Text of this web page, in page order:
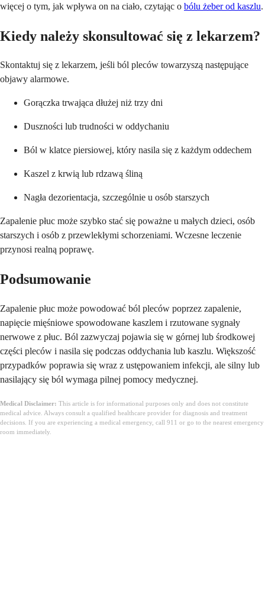
więcej o tym, jak wpływa on na ciało, czytając o bólu żeber od kaszlu.
Kiedy należy skonsultować się z lekarzem?
Skontaktuj się z lekarzem, jeśli ból pleców towarzyszą następujące
objawy alarmowe.
Gorączka trwająca dłużej niż trzy dni
Duszności lub trudności w oddychaniu
Ból w klatce piersiowej, który nasila się z każdym oddechem
Kaszel z krwią lub rdzawą śliną
Nagła dezorientacja, szczególnie u osób starszych
Zapalenie płuc może szybko stać się poważne u małych dzieci, osób
starszych i osób z przewlekłymi schorzeniami. Wczesne leczenie
przynosi realną poprawę.
Podsumowanie
Zapalenie płuc może powodować ból pleców poprzez zapalenie,
napięcie mięśniowe spowodowane kaszlem i rzutowane sygnały
nerwowe z płuc. Ból zazwyczaj pojawia się w górnej lub środkowej
części pleców i nasila się podczas oddychania lub kaszlu. Większość
przypadków poprawia się wraz z ustępowaniem infekcji, ale silny lub
nasilający się ból wymaga pilnej pomocy medycznej.
Medical Disclaimer: This article is for informational purposes only and does not constitute
medical advice. Always consult a qualified healthcare provider for diagnosis and treatment
decisions. If you are experiencing a medical emergency, call 911 or go to the nearest emergency
room immediately.